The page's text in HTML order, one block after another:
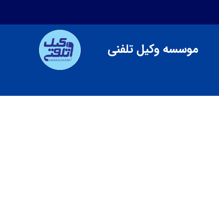
موسسه وکیل تلفنی